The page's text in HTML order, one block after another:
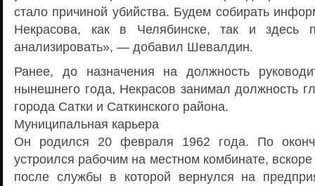
стало причиной убийства. Будем собирать
Некрасова, как в Челябинске, так и здесь
анализировать», — добавил Шевалдин.
Ранее, до назначения на должность
нынешнего года, Некрасов занимал должность
города Сатки и Саткинского района.
Муниципальная карьера
Он родился 20 февраля 1962 года. По
устроился рабочим на местном комбинате,
после службы в которой вернулся на